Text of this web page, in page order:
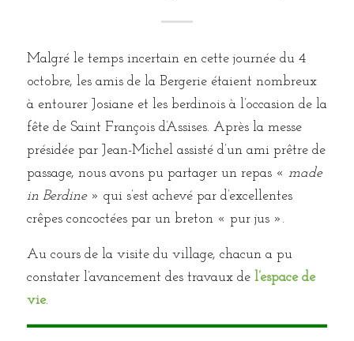
Malgré le temps incertain en cette journée du 4
octobre, les amis de la Bergerie étaient nombreux
à entourer Josiane et les berdinois à l’occasion de la
fête de Saint François d’Assises. Après la messe
présidée par Jean-Michel assisté d’un ami prêtre de
passage, nous avons pu partager un repas « made
in Berdine» qui s’est achevé par d’excellentes
crêpes concoctées par un breton « pur jus ».
Au cours de la visite du village, chacun a pu
constater l’avancement des travaux de l’espace de
vie.